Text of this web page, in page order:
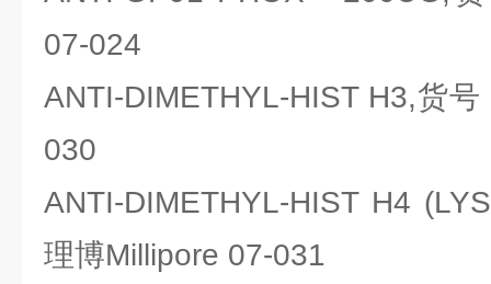
07-024
ANTI-DIMETHYL-HIST H3,货
030
ANTI-DIMETHYL-HIST H4
理博Millipore 07-031